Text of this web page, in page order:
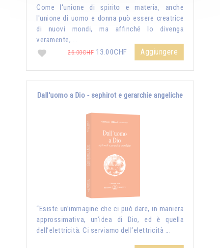
Come l'unione di spirito e materia, anche
l'unione di uomo e donna può essere creatrice
di nuovi mondi, ma affinché lo divenga
veramente, …
26.00CHF 13.00CHF Aggiungere
Dall'uomo a Dio - sephirot e gerarchie angeliche
“Esiste un’immagine che ci può dare, in maniera
approssimativa, un’idea di Dio, ed è quella
dell’elettricità. Ci serviamo dell’elettricità …